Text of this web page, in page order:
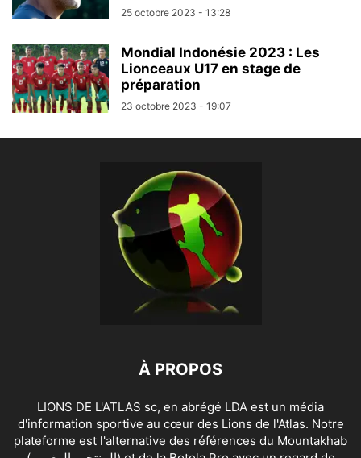
25 octobre 2023 - 13:28
Mondial Indonésie 2023 : Les
Lionceaux U17 en stage de
préparation
23 octobre 2023 - 19:07
À PROPOS
LIONS DE L'ATLAS sc, en abrégé LDA est un média
d'information sportive au cœur des Lions de l'Atlas. Notre
plateforme est l'alternative des références du Mountakhab